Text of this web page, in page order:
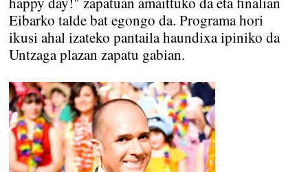
Eibarko talde bat egongo da. Programa hori
ikusi ahal izateko pantaila haundixa ipiniko da
Untzaga plazan zapatu gabian.